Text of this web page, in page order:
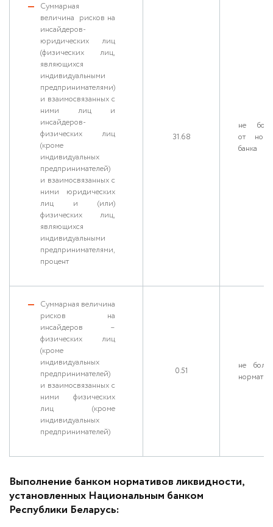
Cуммарная
величина рисков на
инсайдеров-
юридических лиц
(физических лиц,
являющихся
индивидуальными
предпринимателями)
и взаимосвязанных с
ними лиц и
инсайдеров-
физических лиц
(кроме
индивидуальных
предпринимателей)
и взаимосвязанных с
ними юридических
лиц и (или)
физических лиц,
являющихся
индивидуальными
предпринимателями,
процент
31.68
не
от
банка
Cуммарная величина
рисков на
инсайдеров –
физических лиц
(кроме
индивидуальных
предпринимателей)
и взаимосвязанных с
ними физических
лиц (кроме
индивидуальных
предпринимателей)
0.51
не
Выполнение банком нормативов ликвидности,
установленных Национальным банком
Республики Беларусь: